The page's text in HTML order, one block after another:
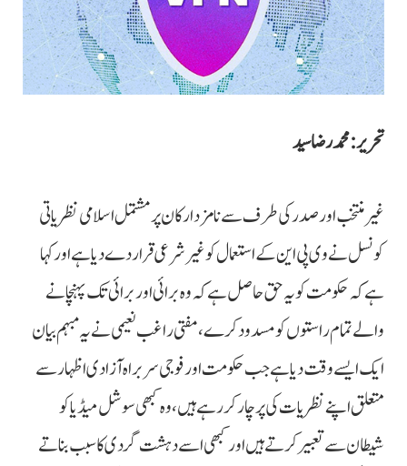
تحریر : محمد رضا سید
غیرمنتخب اور صدر کی طرف سے نامزد ارکان پر مشتمل اسلامی نظریاتی
کونسل نے وی پی این کے استعمال کو غیر شرعی قرار دے دیا ہے اور کہا
ہے کہ حکومت کو یہ حق حاصل ہے کہ وہ برائی اور برائی تک پہنچانے
والے تمام راستوں کو مسدود کرے، مفتی راغب نعیمی نے یہ مبہم بیان
ایک ایسے وقت دیا ہے جب حکومت اور فوجی سربراہ آزادی اظہار سے
متعلق اپنے نظریات کی پرچار کررہے ہیں، وہ کبھی سوشل میڈیا کو
شیطان سے تعبیر کرتے ہیں اور کبھی اسے دہشت گردی کا سبب بناتے